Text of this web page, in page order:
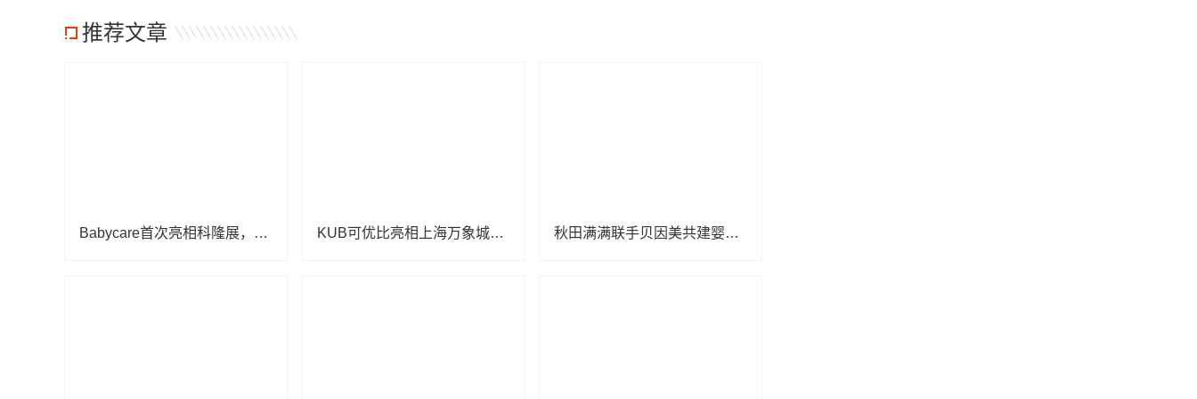
推荐文章
Babycare首次亮相科隆展，创新设计与卓越产品力引全球瞩目 KUB可优比亮相上海万象城，引领自然式养育新风尚 秋田满满联手贝因美共建婴辅营养联合创新实验室 深拓婴辅领域科研创新